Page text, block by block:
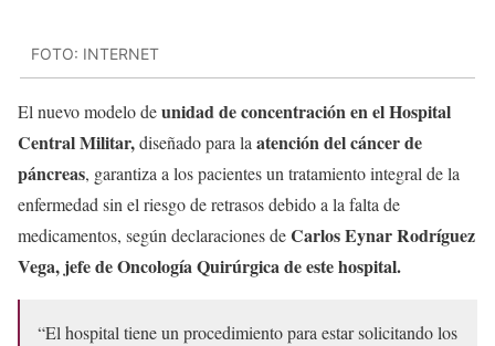
FOTO: INTERNET
El nuevo modelo deunidad de concentración en el Hospital
Central Militar,diseñado para la atención del cáncer de
páncreas, garantiza a los pacientes un tratamiento integral de la
enfermedad sin el riesgo de retrasos debido a la falta de
medicamentos, según declaraciones deCarlos Eynar Rodríguez
Vega, jefe de Oncología Quirúrgica de este hospital.
“El hospital tiene un procedimiento para estar solicitando los